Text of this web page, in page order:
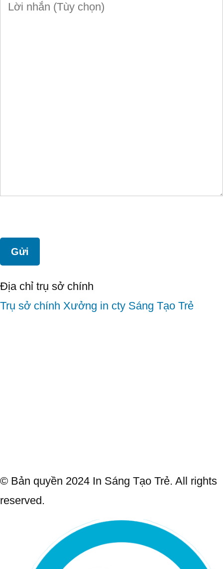
Địa chỉ trụ sở chính
Trụ sở chính Xưởng in cty Sáng Tạo Trẻ
© Bản quyền 2024 In Sáng Tạo Trẻ. All rights
reserved.